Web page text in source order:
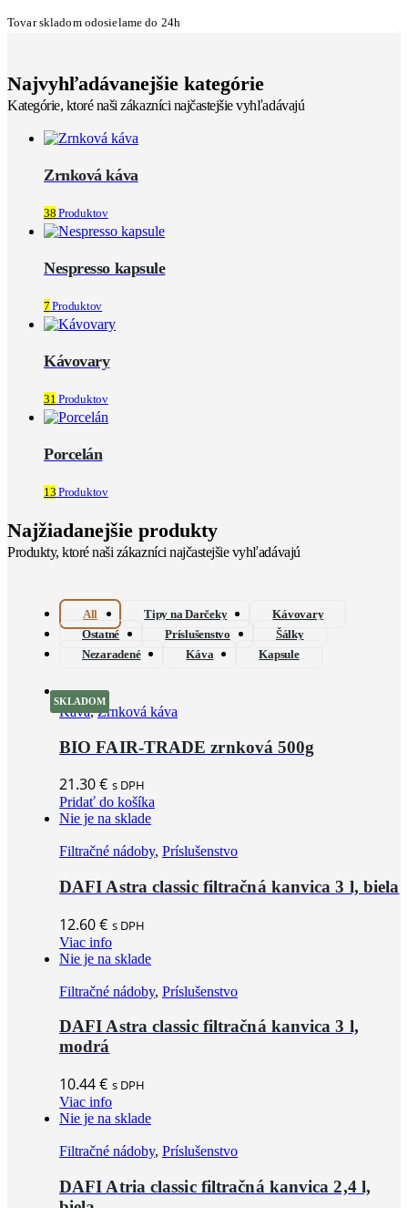
Tovar skladom odosielame do 24h
Najvyhľadávanejšie kategórie
Kategórie, ktoré naši zákazníci najčastejšie vyhľadávajú
Zrnková káva
38 Produktov
Nespresso kapsule
7 Produktov
Kávovary
31 Produktov
Porcelán
13 Produktov
Najžiadanejšie produkty
Produkty, ktoré naši zákazníci najčastejšie vyhľadávajú
All Tipy na Darčeky
Kávovary
Ostatné
Príslušenstvo
Šálky
Nezaradené
Káva Kapsule
SKLADOM
Káva,Zrnková káva
BIO FAIR-TRADE zrnková 500g
21.30€ s DPH
Pridať do košíka
Nie je na sklade
Filtračné nádoby, Príslušenstvo
DAFI Astra classic filtračná kanvica 3 l, biela
12.60€ s DPH
Viac info
Nie je na sklade
Filtračné nádoby, Príslušenstvo
DAFI Astra classic filtračná kanvica 3 l,
modrá
10.44€ s DPH
Viac info
Nie je na sklade
Filtračné nádoby, Príslušenstvo
DAFI Atria classic filtračná kanvica 2,4 l,